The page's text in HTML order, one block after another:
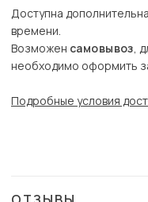
Доступна
времени.
Возможен самовывоз,
необходимо оформить
Подробные условия